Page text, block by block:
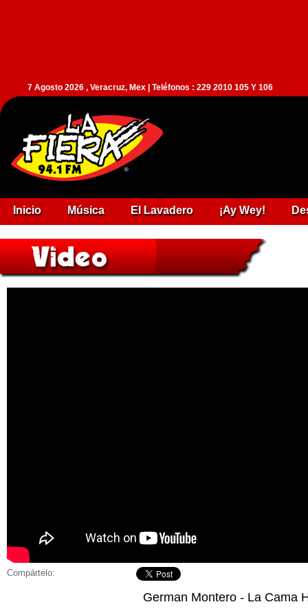
7 Agosto 2026 , Veracruz, Mex | Teléfonos : 229 2010 105 Y 106
Inicio Música El Lavadero ¡Ay Wey!
Compártelo:
German Montero - La Cama